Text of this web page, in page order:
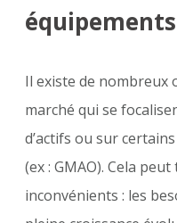
Il existe de nombreux
marché qui se
d’actifs ou sur
(ex : GMAO). Cela
inconvénients : les